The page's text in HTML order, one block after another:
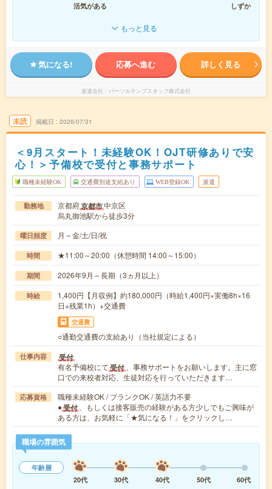
活気がある
しずか
もっと見る
気になる! 応募へ進む 詳しく見る
派遣会社 パーソルテンプスタッフ株式会社
未読 掲載日 2026/07/31
＜9月スタート！未経験OK！OJT研修ありで安
心！＞予備校で受付と事務サポート
職種未経験OK 交通費別途支給あり WEB登録OK 派遣
勤務地 京都府京都市中京区
烏丸御池駅から徒歩3分
曜日頻度 月～金/土/日/祝
時間 ★11:00～20:00（休憩時間 14:00～15:00）
期間 2026年9月～長期（3ヵ月以上）
時給
1,400円【月収例】約180,000円（時給1,400円×実働8h×16
日+残業1h）+交通費
交通費
○通勤交通費の支給あり（当社規定による）
仕事内容 受付
有名予備校にて受付
、事務サポートをお願いします。主に窓
口での来校者対応、生徒対応を行っていただきます…
応募資格
職種未経験OK / ブランクOK / 英語力不要
●受付
、もしくは接客販売の経験がある方少しでもご興味が
ある方は、お気軽に「★気になる！」をクリックし…
職場の雰囲気
年齢層
20代
30代 40代 50代
60代